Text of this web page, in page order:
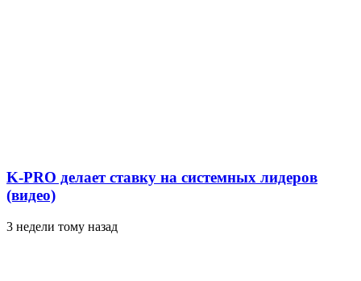
K-PRO делает ставку на системных лидеров
(видео)
3 недели тому назад